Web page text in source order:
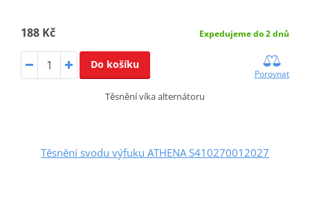
188 Kč Expedujeme do 2 dnů
Do košíku
Porovnat
Těsnění víka alternátoru
Těsnění svodu výfuku ATHENA S410270012027